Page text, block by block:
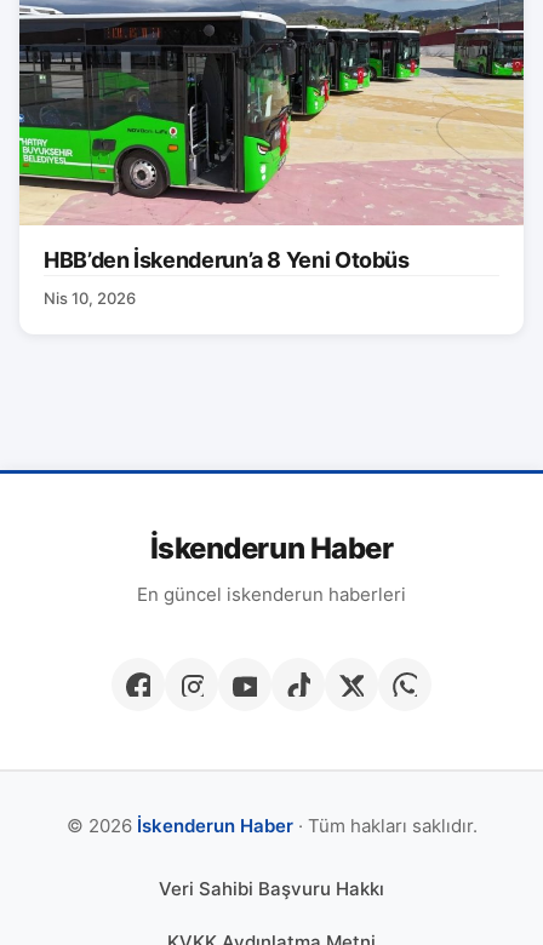
HBB’den İskenderun’a 8 Yeni Otobüs
Nis 10, 2026
İskenderun Haber
En güncel iskenderun haberleri
© 2026 İskenderun Haber· Tüm hakları saklıdır.
Veri Sahibi Başvuru Hakkı